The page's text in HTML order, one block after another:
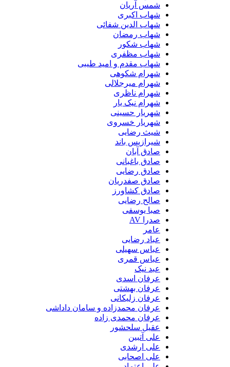
شمس آریان
شهاب اکبری
شهاب الدین شفائی
شهاب رمضان
شهاب شکور
شهاب مظفری
شهاب مقدم و امید طیبی
شهرام شکوهی
شهرام میرجلالی
شهرام ناظری
شهرام نیک یار
شهریار حسینی
شهریار خسروی
شیث رضایی
شیرازیس باند
صادق آبان
صادق باغبانی
صادق رضایی
صادق صفدریان
صادق کشاورز
صالح رضایی
صبا یوسفی
عباد رضایی
عباس سهیلی
عباس قمری
عبد نیک
عرفان اسدی
عرفان بهشتی
عرفان زلیکانی
عرفان محمدزاده و سامان داداشی
عرفان محمدی زاده
عقیل سلحشور
علی آتبین
علی ارشدی
علی اصحابی